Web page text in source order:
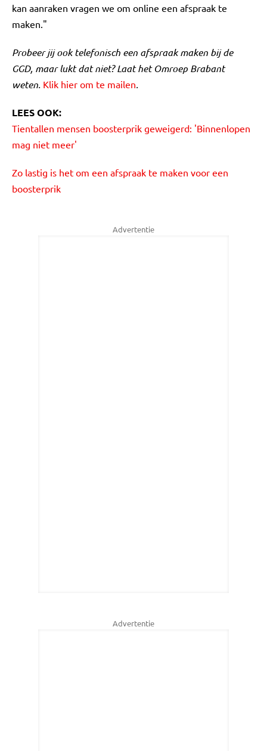
kan aanraken vragen we om online een afspraak te
maken."
Probeer jij ook telefonisch een afspraak maken bij de
GGD, maar lukt dat niet? Laat het Omroep Brabant
weten. Klik hier om te mailen.
LEES OOK:
Tientallen mensen boosterprik geweigerd: 'Binnenlopen
mag niet meer'
Zo lastig is het om een afspraak te maken voor een
boosterprik
Advertentie
Advertentie